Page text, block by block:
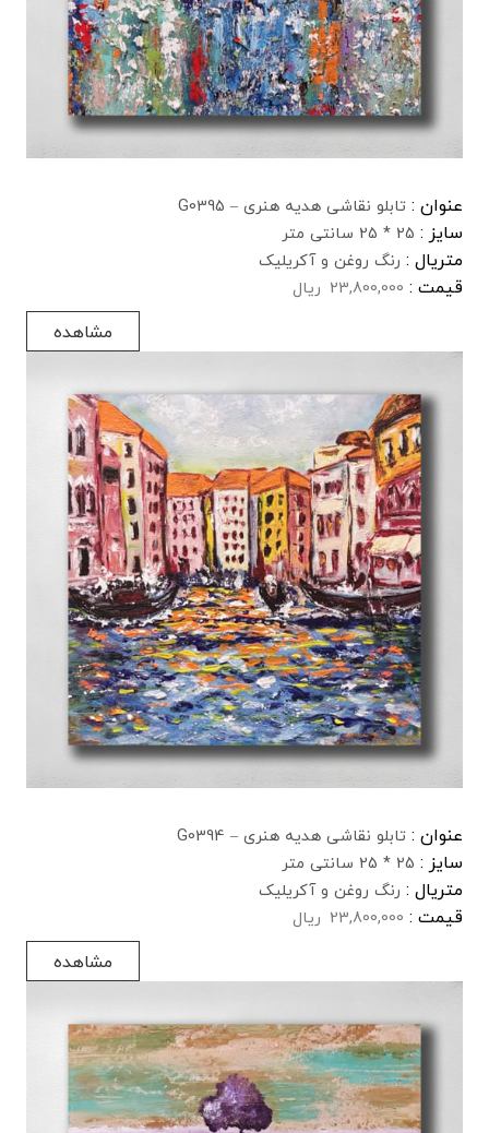
عنوان : تابلو نقاشی هدیه هنری – G0395
سایز : 25 * 25 سانتی متر
متریال : رنگ روغن و آکریلیک
قیمت : 23,800,000 ریال
مشاهده
عنوان : تابلو نقاشی هدیه هنری – G0394
سایز : 25 * 25 سانتی متر
متریال : رنگ روغن و آکریلیک
قیمت : 23,800,000 ریال
مشاهده